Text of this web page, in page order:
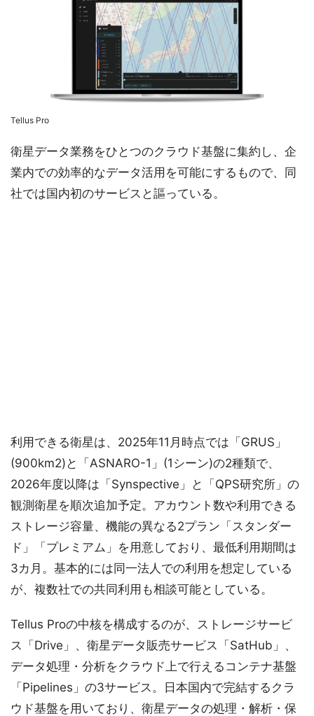
Tellus Pro
衛星データ業務をひとつのクラウド基盤に集約し、企
業内での効率的なデータ活用を可能にするもので、同
社では国内初のサービスと謳っている。
利用できる衛星は、2025年11月時点では「GRUS」
(900km2)と「ASNARO-1」(1シーン)の2種類で、
2026年度以降は「Synspective」と「QPS研究所」の
観測衛星を順次追加予定。アカウント数や利用できる
ストレージ容量、機能の異なる2プラン「スタンダー
ド」「プレミアム」を用意しており、最低利用期間は
3カ月。基本的には同一法人での利用を想定している
が、複数社での共同利用も相談可能としている。
Tellus Proの中核を構成するのが、ストレージサービ
ス「Drive」、衛星データ販売サービス「SatHub」、
データ処理・分析をクラウド上で行えるコンテナ基盤
「Pipelines」の3サービス。日本国内で完結するクラ
ウド基盤を用いており、衛星データの処理・解析・保